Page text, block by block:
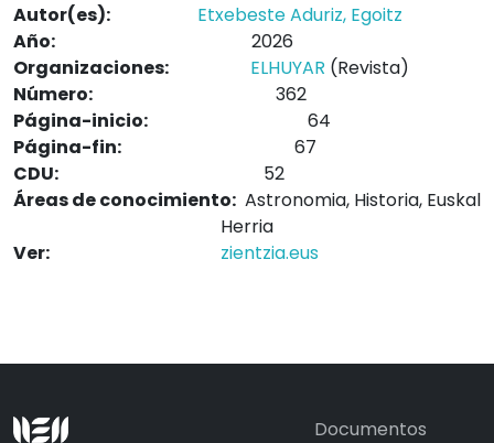
Autor(es):
Etxebeste Aduriz, Egoitz
Año:
2026
Organizaciones:
ELHUYAR (Revista)
Número:
362
Página-inicio:
64
Página-fin:
67
CDU:
52
Áreas de conocimiento: Astronomia, Historia, Euskal
Herria
Ver:
zientzia.eus
Documentos